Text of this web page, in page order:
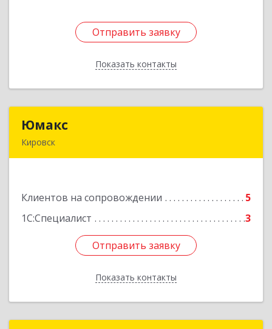
Отправить заявку
Показать контакты
Отправить заявку
Назад
Юмакс
Кировск
Клиентов на сопровождении
5
1С:Специалист
3
Отправить заявку
Показать контакты
Подробнее
Отправить заявку
Назад